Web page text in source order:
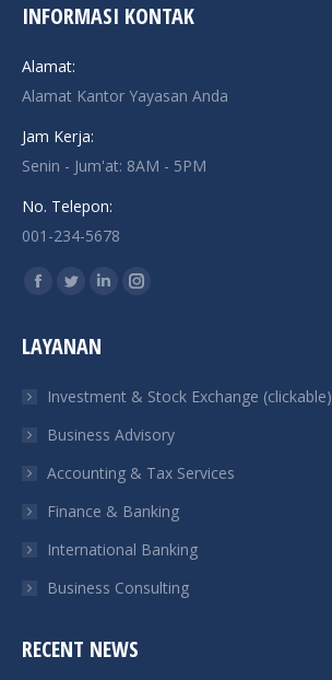
INFORMASI KONTAK
Alamat:
Alamat Kantor Yayasan Anda
Jam Kerja:
Senin - Jum'at: 8AM - 5PM
No. Telepon:
001-234-5678
Find us on:
Facebook
opens
new
window
Twitter
opens
new
window
Linkedin
new
window
Instagram
new
window
LAYANAN
Investment & Stock Exchange (clickable)
Business Advisory
Accounting & Tax Services
Finance & Banking
International Banking
Business Consulting
RECENT NEWS